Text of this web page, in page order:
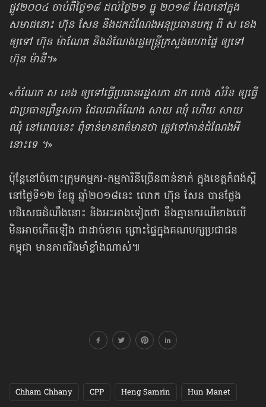
ផ្លូវ២០០៤ ចាប់ពីថ្ងៃ១៨ ដល់ថ្ងៃ២១ ធ្នូ ២០១៨ ដែលនៅក្នុង
សមាជនោះ ហ៊ុន សែន នឹងដកដំណែងអនុប្រធានបក្ស ពី ស ខេង
ឲ្យទៅ ហ៊ុន ម៉ាណែត និងដំណែងរដ្ឋមន្ត្រីក្រសួងមហាផ្ទៃ ឲ្យទៅ
ហ៊ុន ម៉ានី។»
«ចំណែក ស ខេង ឲ្យទៅធ្វើប្រធានរដ្ឋសភា ដក ហេង សំរិន ឲ្យធ្វើ
ជាប្រធានព្រឹទ្ធសភា ដែលជាតំណែង សាយ ឈុំ ហើយ សាយ
ឈុំ នៅពេលនេះ ពុំទាន់មានពត៌មានថា ត្រូវទៅកាន់ដំណែងអី
នោះទេ ។»
ប៉ុន្តែនៅចំពោះក្រុមកម្មករ-កម្មការិនីច្រើនពាន់នាក់ ក្នុងខេត្តកំពង់ស្ពឺ
នៅថ្ងៃទី១២ ខែធ្នូ ឆ្នាំ២០១៨នេះ លោក ហ៊ុន សែន បានថ្លែង
បដិសេធដំណឹងនោះ និងអះអាងទៀតថា នឹងគ្មានករណីខាងលើ
មិនអាចកើតឡើង ជាដាច់ខាត ព្រោះផ្ទៃក្នុងគណបក្សប្រជាជន
កម្ពុជា មានភាពរឹងមាំខ្លាំងណាស់៕
Chham Chhany CPP Heng Samrin Hun Manet